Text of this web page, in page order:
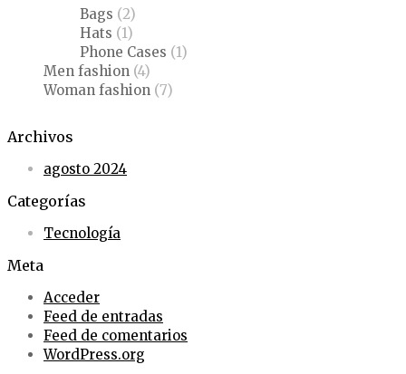
Bags (2)
Hats (1)
Phone Cases (1)
Men fashion (4)
Woman fashion (7)
Archivos
agosto 2024
Categorías
Tecnología
Meta
Acceder
Feed de entradas
Feed de comentarios
WordPress.org